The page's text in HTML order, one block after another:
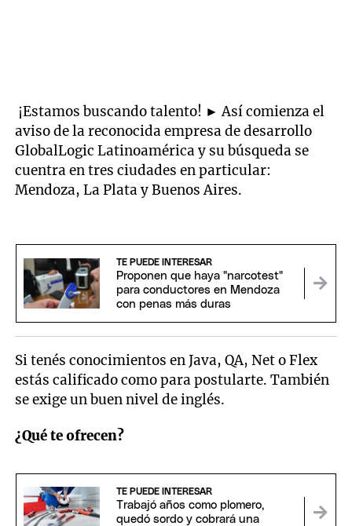
¡Estamos buscando talento! ► Así comienza el
aviso de la reconocida empresa de desarrollo
GlobalLogic Latinoamérica y su búsqueda se
cuentra en tres ciudades en particular:
Mendoza, La Plata y Buenos Aires.
TE PUEDE INTERESAR
Proponen que haya "narcotest"
para conductores en Mendoza
con penas más duras
Si tenés conocimientos en Java, QA, Net o Flex
estás calificado como para postularte. También
se exige un buen nivel de inglés.
¿Qué te ofrecen?
TE PUEDE INTERESAR
Trabajó años como plomero,
quedó sordo y cobrará una